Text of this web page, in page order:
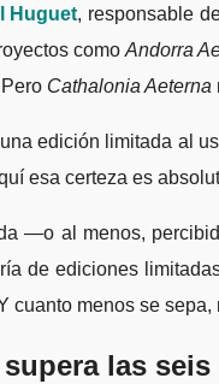
Huguet, responsable
comoAndorra
Cathalonia Aeterna
edición limitada al
esa certeza es
—o al menos,
de ediciones
cuanto menos se
las